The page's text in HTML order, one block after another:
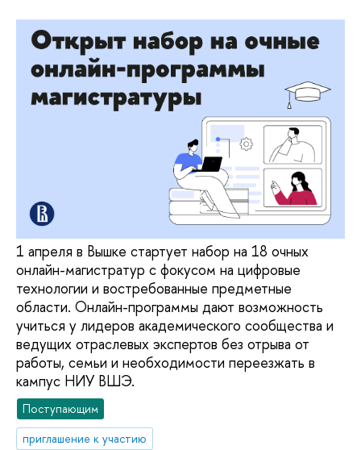
1 апреля в Вышке стартует набор на 18 очных
онлайн-магистратур с фокусом на цифровые
технологии и востребованные предметные
области. Онлайн-программы дают возможность
учиться у лидеров академического сообщества и
ведущих отраслевых экспертов без отрыва от
работы, семьи и необходимости переезжать в
кампус НИУ ВШЭ.
Поступающим
приглашение к участию